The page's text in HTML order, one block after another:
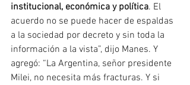
institucional, económica y política. El
acuerdo no se puede hacer de espaldas
a la sociedad por decreto y sin toda la
información a la vista”, dijo Manes. Y
agregó: “La Argentina, señor presidente
Milei, no necesita más fracturas. Y si